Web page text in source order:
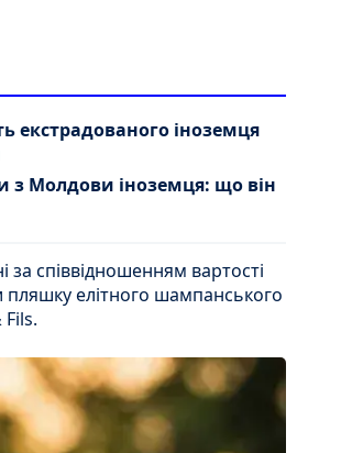
екстрадованого іноземця
Молдови іноземця: що він
за співвідношенням вартості
пляшку елітного шампанського